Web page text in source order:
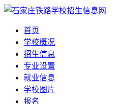
首页
学校概况
招生信息
专业设置
就业信息
学校图片
报名